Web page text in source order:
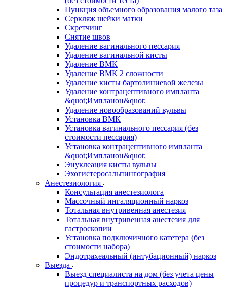
Пункция объемного образования малого таза
Серкляж шейки матки
Скретчинг
Снятие швов
Удаление вагинального пессария
Удаление вагинальной кисты
Удаление ВМК
Удаление ВМК 2 сложности
Удаление кисты бартолиниевой железы
Удаление контрацептивного импланта
&quot;Импланон&quot;
Удаление новообразований вульвы
Установка ВМК
Установка вагинального пессария (без
стоимости пессария)
Установка контрацептивного импланта
&quot;Импланон&quot;
Энуклеация кисты вульвы
Эхогистеросальпингография
Анестезиология
Консультация анестезиолога
Массочный ингаляционный наркоз
Тотальная внутривенная анестезия
Тотальная внутривенная анестезия для
гастроскопии
Установка подключичного катетера (без
стоимости набора)
Эндотрахеальный (интубационный) наркоз
Выезда
Выезд специалиста на дом (без учета цены
процедур и транспортных расходов)